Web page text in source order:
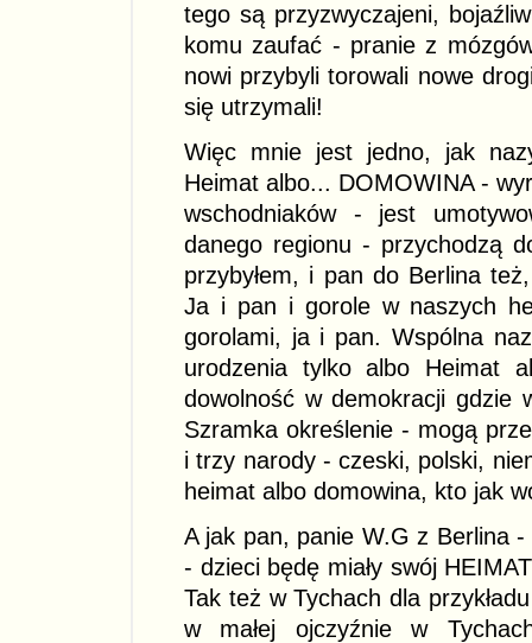
tego są przyzwyczajeni,
komu zaufać - pranie z
nowi przybyli torowali nowe
się utrzymali!
Więc mnie jest jedno, jak
Heimat albo... DOMOWINA -
wschodniaków - jest
danego regionu - przychodzą
przybyłem, i pan do Berlina
Ja i pan i gorole w naszych
gorolami, ja i pan. Wspólna
urodzenia tylko albo Heimat
dowolność w demokracji gdzie
Szramka określenie - mogą
i trzy narody - czeski, polski,
heimat albo domowina, kto jak
A jak pan, panie W.G z Berlina
- dzieci będę miały swój
Tak też w Tychach dla
w małej ojczyźnie w